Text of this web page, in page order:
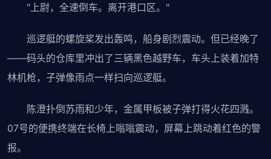
"上尉，全速倒车。离开港口区。"
巡逻艇的螺旋桨发出轰鸣，船身剧烈震动。但已经晚了
——码头的仓库里冲出了三辆黑色越野车，车头上装着加特
林机枪，子弹像雨点一样扫向巡逻艇。
陈澄扑倒苏雨和少年，金属甲板被子弹打得火花四溅。
07号的便携终端在长椅上嗡嗡震动，屏幕上跳动着红色的警
报。